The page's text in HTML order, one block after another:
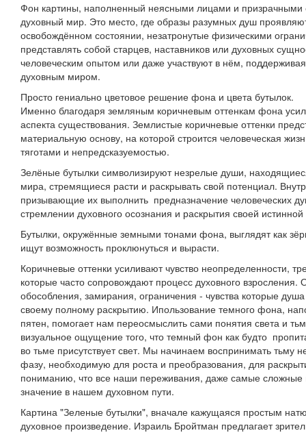
Фон картины, наполненный неясными лицами и призрачными
духовный мир. Это место, где образы разумных душ
освобождённом состоянии, незатронутые физическими
представлять собой старцев, наставников или духовных
человеческим опытом или даже участвуют в нём,
духовным миром.
Просто гениально цветовое решение фона и цвета бутылок.
Именно благодаря земляным коричневым оттенкам фона
аспекта существования. Землистые коричневые оттенки
материальную основу, на которой строится человеческая
тяготами и непредсказуемостью.
Зелёные бутылки символизируют незрелые души,
мира, стремящиеся расти и раскрывать свой потенциал.
призывающие их выполнить предназначение человеческих
стремлении духовного осознания и раскрытия своей
Бутылки, окружённые земными тонами фона, выглядят как
ищут возможность проклюнуться и вырасти.
Коричневые оттенки усиливают чувство неопределенности,
которые часто сопровождают процесс духовного
обособления, замирания, ограничения - чувства которые
своему полному раскрытию. Ипользование темного фона,
пятен, помогает нам переосмыслить сами понятия света и
визуальное ощущение того, что темный фон как будто
во тьме присутствует свет. Мы начинаем воспринимать тьму
фазу, необходимую для роста и преобразования, для
пониманию, что все наши переживания, даже самые
значение в нашем духовном пути.
Картина "Зеленые бутылки", вначале кажущаяся простым
духовное произведение. Израиль Бройтман предлагает